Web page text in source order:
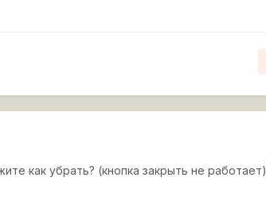
как убрать? (кнопка закрыть не работает)